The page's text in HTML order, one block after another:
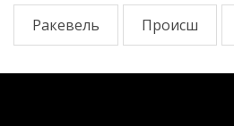
Ракевель Происш